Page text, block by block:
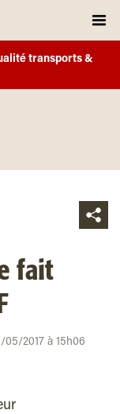
transports &
fait
05/2017 à 15h06